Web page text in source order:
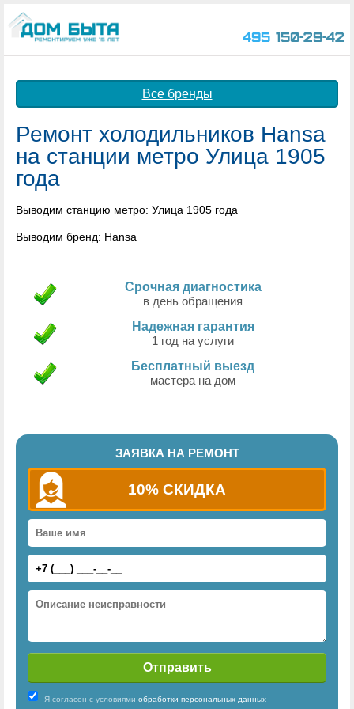
495 150-29-42
Все бренды
Ремонт холодильников Hansa
на станции метро Улица 1905
года
Выводим станцию метро: Улица 1905 года
Выводим бренд: Hansa
Срочная диагностика
в день обращения
Надежная гарантия
1 год на услуги
Бесплатный выезд
мастера на дом
ЗАЯВКА НА РЕМОНТ
10% СКИДКА
Я согласен с условиями обработки персональных данных